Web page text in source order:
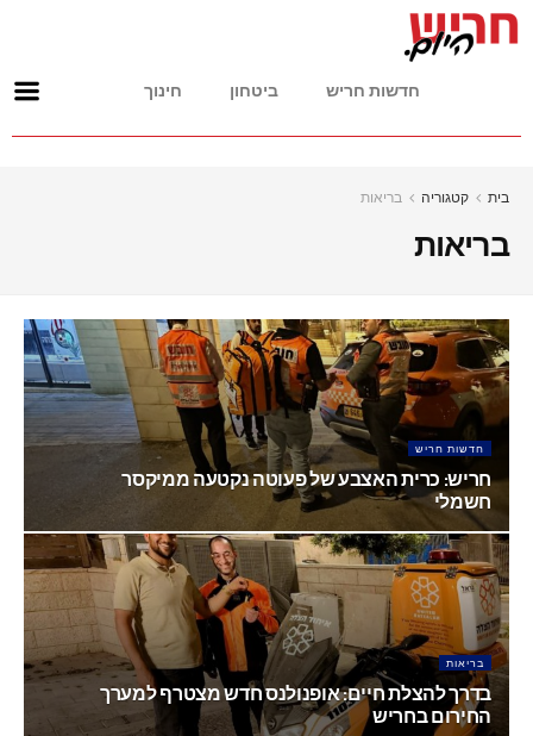
חדשות חריש ביטחון חינוך
בית קטגוריה בריאות
בריאות
חדשות חריש
חריש: כרית האצבע של פעוטה נקטעה ממיקסר
חשמלי
מאי 28, 2026
בריאות
בדרך להצלת חיים: אופנולנס חדש מצטרף למערך
החירום בחריש